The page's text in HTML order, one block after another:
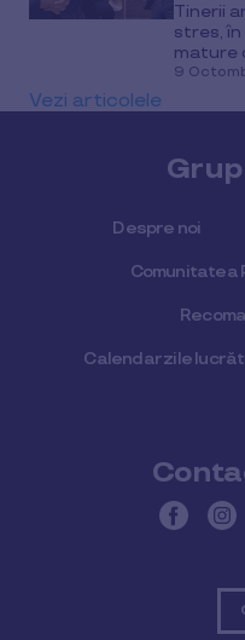
muncă
Tinerii
stres,
mature
9
Vezi articolele
Despre noi
Comunitatea
Calendar zile